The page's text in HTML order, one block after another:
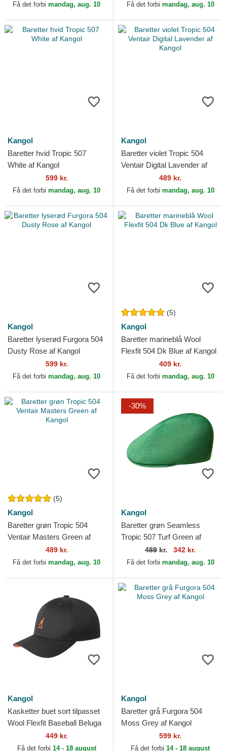
Få det forbi mandag, aug. 10 Få det forbi mandag, aug. 10
Kangol
Baretter hvid Tropic 507
White af Kangol
599 kr.
Få det forbi mandag, aug. 10
Kangol
Baretter violet Tropic 504
Ventair Digital Lavender af
489 kr.
Få det forbi mandag, aug. 10
Kangol
Baretter lyserød Furgora 504
Dusty Rose af Kangol
599 kr.
Få det forbi mandag, aug. 10
(5)
Kangol
Baretter marineblå Wool
Flexfit 504 Dk Blue af Kangol
409 kr.
Få det forbi mandag, aug. 10
(5)
Kangol
Baretter grøn Tropic 504
Ventair Masters Green af
489 kr.
Få det forbi mandag, aug. 10
-30%
Kangol
Baretter grøn Seamless
Tropic 507 Turf Green af
489 kr. 342 kr.
Få det forbi mandag, aug. 10
Kangol
Kasketter buet sort tilpasset
Wool Flexfit Baseball Beluga
Black af Kangol
449 kr.
Få det forbi 14 - 18 august
Kangol
Baretter grå Furgora 504
Moss Grey af Kangol
599 kr.
Få det forbi 14 - 18 august